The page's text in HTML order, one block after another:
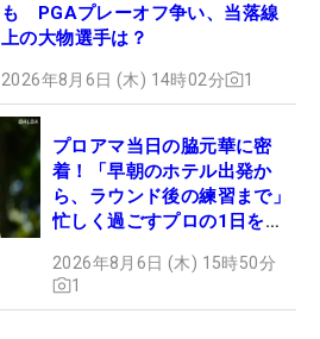
も PGAプレーオフ争い、当落線
上の大物選手は？
2026年8月6日 (木) 14時02分 1
プロアマ当日の脇元華に密
着！「早朝のホテル出発か
ら、ラウンド後の練習まで」
忙しく過ごすプロの1日を公
2026年8月6日 (木) 15時50分
1